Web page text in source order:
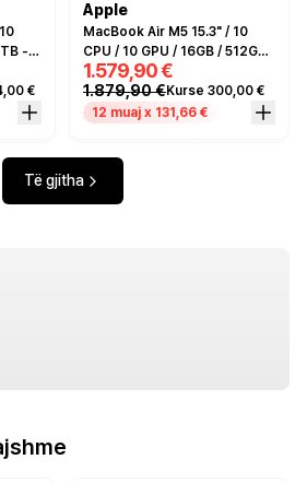
-
€
Apple
MacBook Air M5 15.3" / 10
CPU / 10 GPU / 16GB / 512GB
- Sky Blue
1.579,90 €
1.879,90 €Kurse 300,00 €
12 muaj x 131,66 €
Të gjitha